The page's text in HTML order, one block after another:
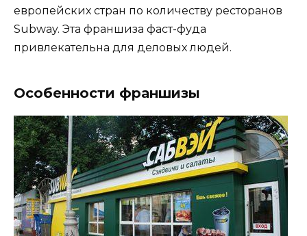
европейских стран по количеству ресторанов
Subway. Эта франшиза фаст-фуда
привлекательна для деловых людей.
Особенности франшизы